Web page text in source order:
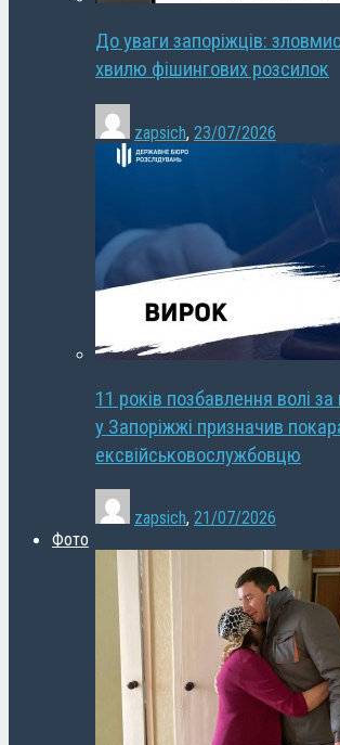
До уваги запоріжців:
хвилю фішингових розсилок
zapsich, 23/07/2026
11 років позбавлення волі
у Запоріжжі призначив
ексвійськовослужбовцю
zapsich, 21/07/2026
Фото